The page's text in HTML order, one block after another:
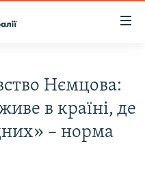
Нємцова:
в країні, де
– норма